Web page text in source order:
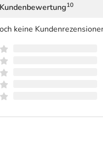
Kundenbewertung10
keine